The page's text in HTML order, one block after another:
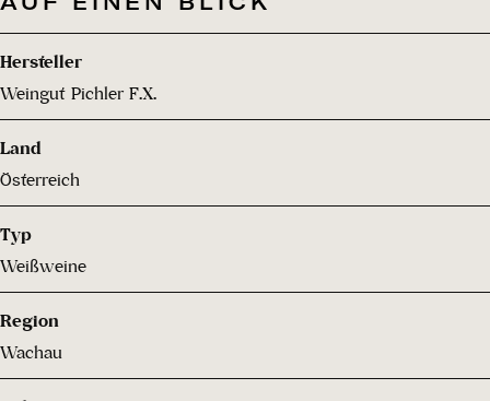
Hersteller
Weingut Pichler F.X.
Land
Österreich
Typ
Weißweine
Region
Wachau